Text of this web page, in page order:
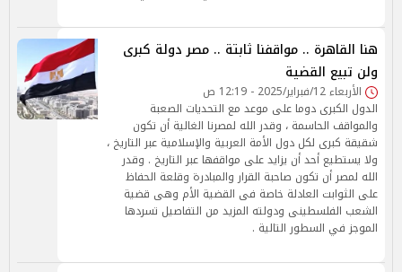
هنا القاهرة .. مواقفنا ثابتة .. مصر دولة كبرى
ولن تبيع القضية
الأربعاء 12/فبراير/2025 - 12:19 ص
الدول الكبرى دوما على موعد مع التحديات الصعبة
والمواقف الحاسمة ، وقدر الله لمصرنا الغالية أن تكون
شقيقة كبرى لكل دول الأمة العربية والإسلامية عبر التاريخ ،
ولا يستطيع أحد أن يزايد على مواقفها عبر التاريخ . وقدر
الله لمصر أن تكون صاحبة القرار والمبادرة وقلعة الحفاظ
على الثوابت العادلة خاصة فى القضية الأم وهى قضية
الشعب الفلسطينى ودولته المزيد من التفاصيل تسردها
الموجز في السطور التالية .